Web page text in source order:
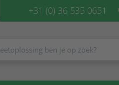
+31 (0) 36 535 0651